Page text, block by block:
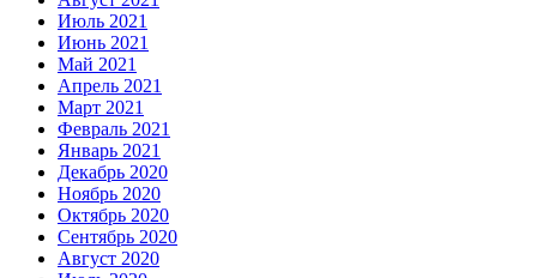
Июль 2021
Июнь 2021
Май 2021
Апрель 2021
Март 2021
Февраль 2021
Январь 2021
Декабрь 2020
Ноябрь 2020
Октябрь 2020
Сентябрь 2020
Август 2020